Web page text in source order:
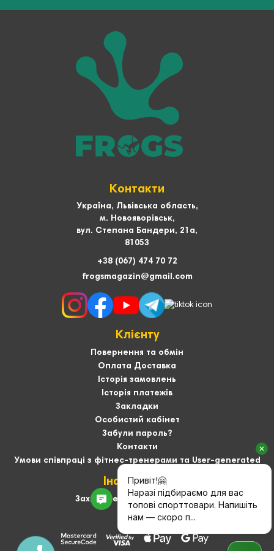
Контакти
Україна, Львівська область,
м. Новояворівськ,
вул. Степана Бандери, 21а,
81053
+38 (067) 474 70 72
frogsmagazin@gmail.com
Клієнту
Повернення та обмін
Оплата Доставка
Історія замовлень
Історія платежів
Закладки
Особистий кабінет
Забули пароль?
Контакти
Умови співпраці з фітнес-тренерами та User-generated
Інформація
Захист персональних даних